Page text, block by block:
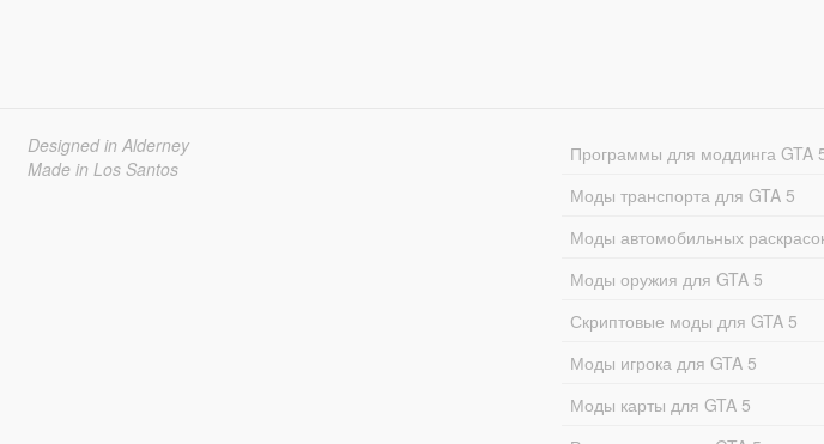
Designed in Alderney
Made in Los Santos
Программы для моддинга GTA
Моды транспорта для GTA 5
Моды автомобильных
Моды оружия для GTA 5
Скриптовые моды для GTA 5
Моды игрока для GTA 5
Моды карты для GTA 5